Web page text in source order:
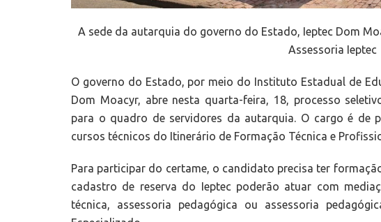
A sede da autarquia do governo do Estado, Ieptec Dom
Assessoria Ieptec
O governo do Estado, por meio do Instituto Estadual de
Dom Moacyr, abre nesta quarta-feira, 18, processo
para o quadro de servidores da autarquia. O cargo é de
cursos técnicos do Itinerário de Formação Técnica e
Para participar do certame, o candidato precisa ter
cadastro de reserva do Ieptec poderão atuar com
técnica, assessoria pedagógica ou assessoria